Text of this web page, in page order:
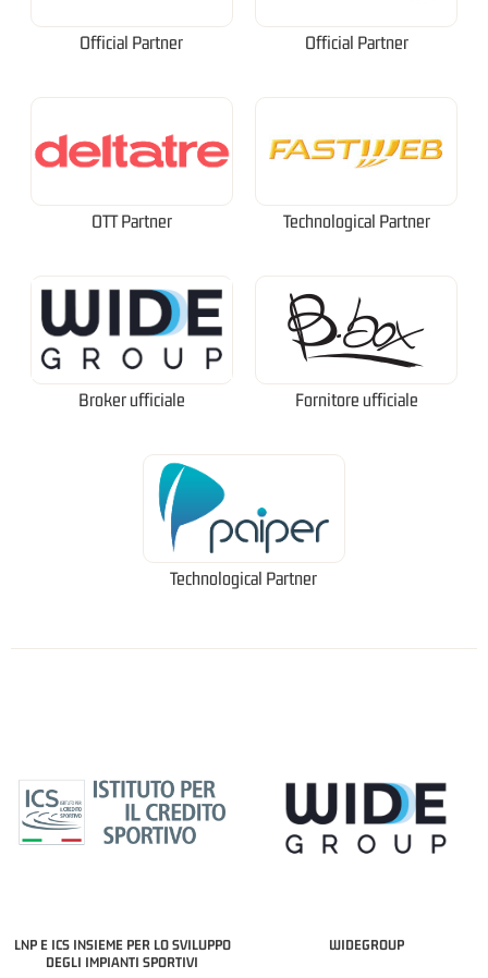
Official Partner Official Partner
OTT Partner Technological Partner
Broker ufficiale Fornitore ufficiale
Technological Partner
LNP E ICS INSIEME PER LO SVILUPPO
DEGLI IMPIANTI SPORTIVI
WIDEGROUP